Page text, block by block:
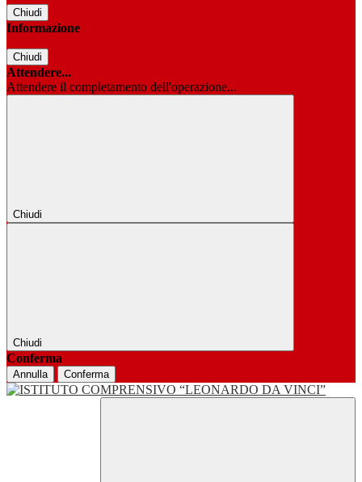
Chiudi
Informazione
Chiudi
Attendere...
Attendere il completamento dell'operazione...
Chiudi
Chiudi
Conferma
Annulla Conferma